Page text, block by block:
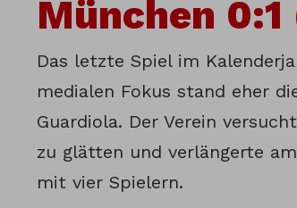
München 0:1
Das letzte Spiel im
medialen Fokus stand eher
Guardiola. Der Verein
zu glätten und verlängerte
mit vier Spielern.